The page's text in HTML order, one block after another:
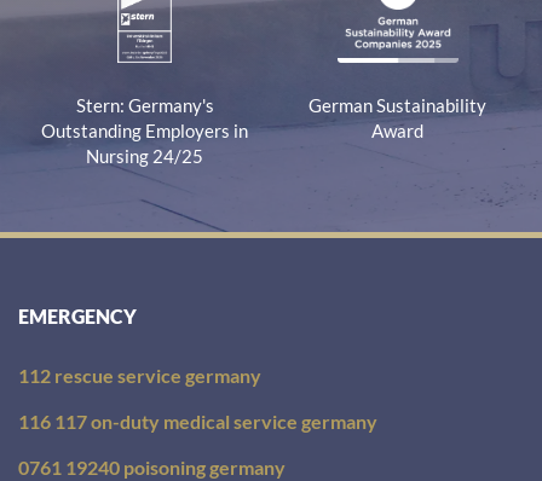
Stern: Germany's
Outstanding Employers in
Nursing 24/25
German Sustainability
Award
EMERGENCY
112 rescue service germany
116 117 on-duty medical service germany
0761 19240 poisoning germany